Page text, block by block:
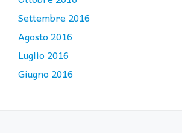
Settembre 2016
Agosto 2016
Luglio 2016
Giugno 2016